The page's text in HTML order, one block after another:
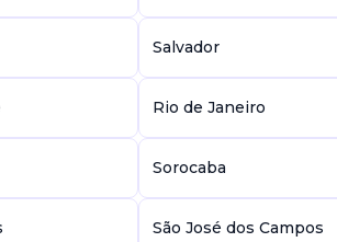
para
e demais
pelo o...
Salvador
Rio de Janeiro
Sorocaba
São José dos Campos